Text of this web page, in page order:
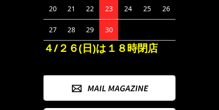
20 21 22 23 24 25 26
27 28 29 30
４/２６(日)は１８時閉店